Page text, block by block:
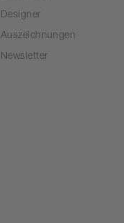
Designer
Auszeichnungen
Newsletter